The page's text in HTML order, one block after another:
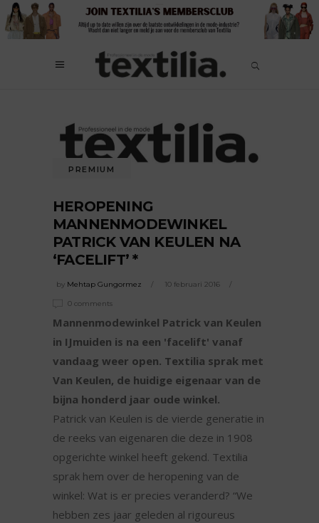
PREMIUM
HEROPENING
MANNENMODEWINKEL
PATRICK VAN KEULEN NA
‘FACELIFT’ *
by Mehtap Gungormez 10 februari 2016
0 comments
Mannenmodewinkel Patrick van Keulen
in IJmuiden is na een 'facelift' vanaf
vandaag weer open. Textilia sprak met
Van Keulen, de huidige eigenaar van de
bijna honderd jaar oude winkel.
Patrick van Keulen is de vierde generatie in
de reeks van eigenaren die deze in 1908
opgerichte winkel heeft gekend. Textilia
sprak hem over de heropening van de
winkel: Wat is er precies veranderd? “We
hebben zes jaar geleden al rigoureus